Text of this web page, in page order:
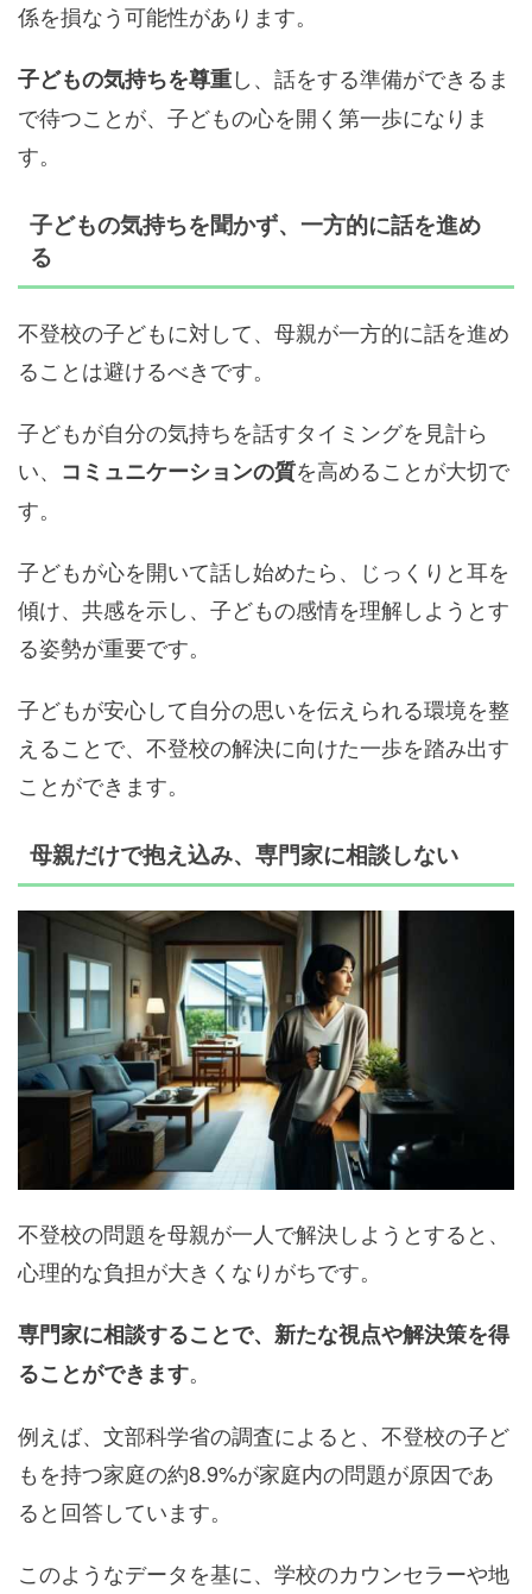
係を損なう可能性があります。
子どもの気持ちを尊重し、話をする準備ができるま
で待つことが、子どもの心を開く第一歩になりま
す。
子どもの気持ちを聞かず、一方的に話を進め
る
不登校の子どもに対して、母親が一方的に話を進め
ることは避けるべきです。
子どもが自分の気持ちを話すタイミングを見計ら
い、 コミュニケーションの質を高めることが大切で
す。
子どもが心を開いて話し始めたら、じっくりと耳を
傾け、共感を示し、子どもの感情を理解しようとす
る姿勢が重要です。
子どもが安心して自分の思いを伝えられる環境を整
えることで、不登校の解決に向けた一歩を踏み出す
ことができます。
母親だけで抱え込み、専門家に相談しない
不登校の問題を母親が一人で解決しようとすると、
心理的な負担が大きくなりがちです。
専門家に相談することで、新たな視点や解決策を得
ることができます。
例えば、文部科学省の調査によると、不登校の子ど
もを持つ家庭の約8.9%が家庭内の問題が原因であ
ると回答しています。
このようなデータを基に、学校のカウンセラーや地